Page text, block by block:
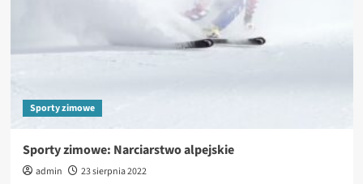
Sporty zimowe
Sporty zimowe: Narciarstwo alpejskie
admin
23 sierpnia 2022